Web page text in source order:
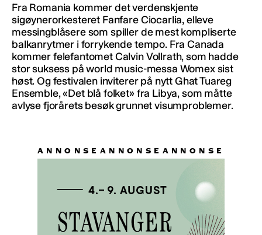
Fra Romania kommer det verdenskjente
sigøynerorkesteret Fanfare Ciocarlia, elleve
messingblåsere som spiller de mest kompliserte
balkanrytmer i forrykende tempo. Fra Canada
kommer felefantomet Calvin Vollrath, som hadde
stor suksess på world music-messa Womex sist
høst. Og festivalen inviterer på nytt Ghat Tuareg
Ensemble, «Det blå folket» fra Libya, som måtte
avlyse fjorårets besøk grunnet visumproblemer.